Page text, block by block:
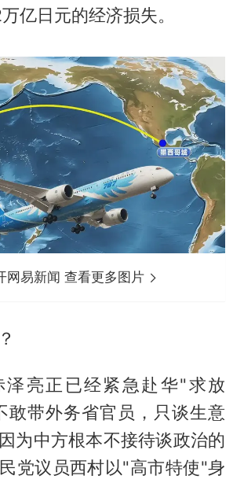
亿日元的经济损失。
网易新闻 查看更多图片
泽亮正已经紧急赴华"求放
敢带外务省官员，只谈生意
为中方根本不接待谈政治的
党议员西村以"高市特使"身